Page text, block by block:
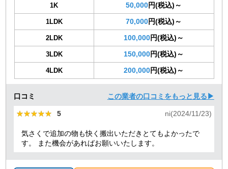
1K 50,000円(税込)～
1LDK 70,000円(税込)～
2LDK 100,000円(税込)～
3LDK 150,000円(税込)～
4LDK 200,000円(税込)～
口コミ この業者の口コミをもっと見る▶
★★★★★
★★★★★ 5 ni(2024/11/23)
気さくで追加の物も快く搬出いただきとてもよかったで
す。 また機会があればお願いいたします。